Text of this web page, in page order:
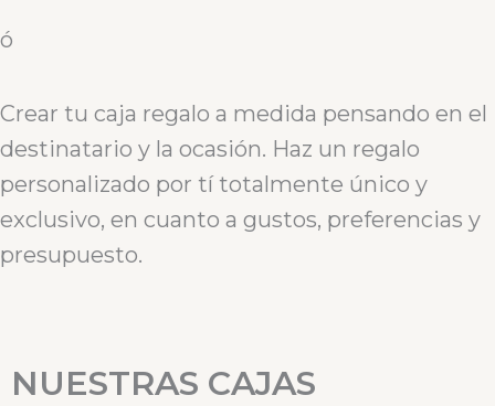
ó
Crear tu caja regalo a medida pensando en el
destinatario y la ocasión. Haz un regalo
personalizado por tí totalmente único y
exclusivo, en cuanto a gustos, preferencias y
presupuesto.
NUESTRAS CAJAS